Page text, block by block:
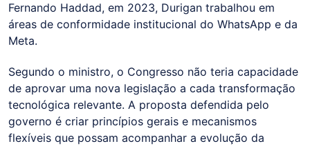
Fernando Haddad, em 2023, Durigan trabalhou em
áreas de conformidade institucional do WhatsApp e da
Meta.
Segundo o ministro, o Congresso não teria capacidade
de aprovar uma nova legislação a cada transformação
tecnológica relevante. A proposta defendida pelo
governo é criar princípios gerais e mecanismos
flexíveis que possam acompanhar a evolução da